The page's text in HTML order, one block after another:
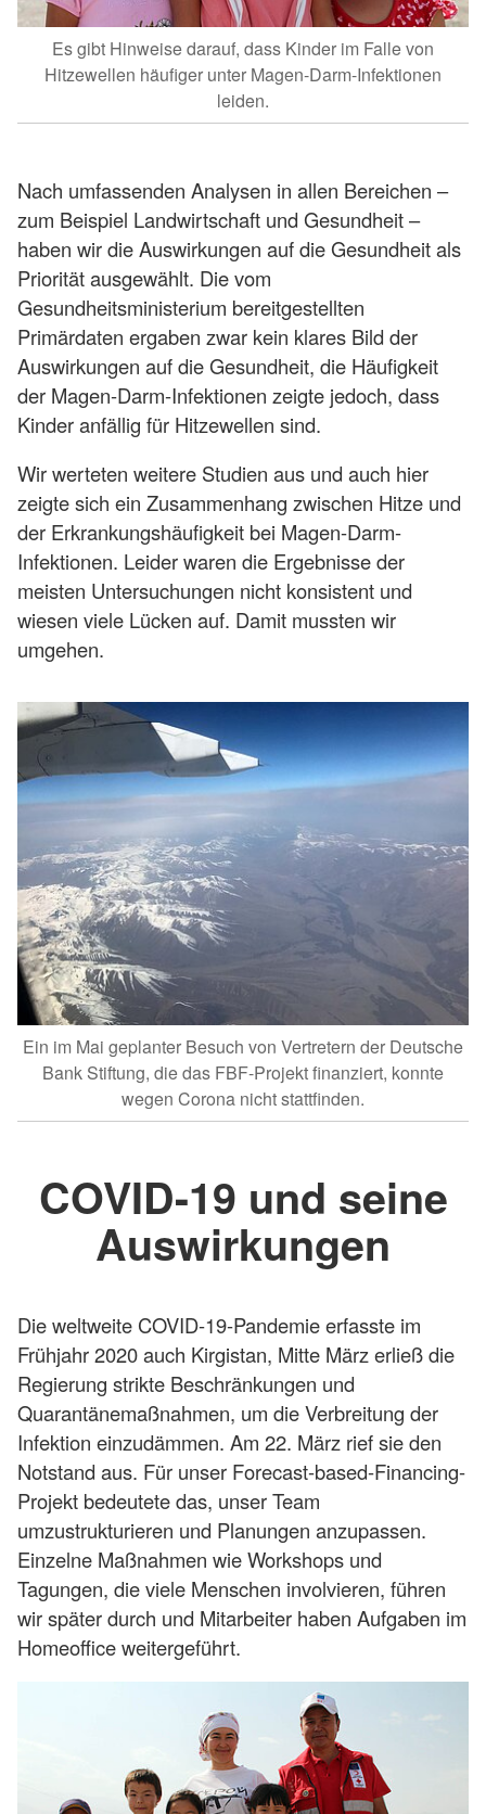
Es gibt Hinweise darauf, dass Kinder im Falle von
Hitzewellen häufiger unter Magen-Darm-Infektionen
leiden.
Nach umfassenden Analysen in allen Bereichen –
zum Beispiel Landwirtschaft und Gesundheit –
haben wir die Auswirkungen auf die Gesundheit als
Priorität ausgewählt. Die vom
Gesundheitsministerium bereitgestellten
Primärdaten ergaben zwar kein klares Bild der
Auswirkungen auf die Gesundheit, die Häufigkeit
der Magen-Darm-Infektionen zeigte jedoch, dass
Kinder anfällig für Hitzewellen sind.
Wir werteten weitere Studien aus und auch hier
zeigte sich ein Zusammenhang zwischen Hitze und
der Erkrankungshäufigkeit bei Magen-Darm-
Infektionen. Leider waren die Ergebnisse der
meisten Untersuchungen nicht konsistent und
wiesen viele Lücken auf. Damit mussten wir
umgehen.
Ein im Mai geplanter Besuch von Vertretern der Deutsche
Bank Stiftung, die das FBF-Projekt finanziert, konnte
wegen Corona nicht stattfinden.
COVID-19 und seine
Auswirkungen
Die weltweite COVID-19-Pandemie erfasste im
Frühjahr 2020 auch Kirgistan, Mitte März erließ die
Regierung strikte Beschränkungen und
Quarantänemaßnahmen, um die Verbreitung der
Infektion einzudämmen. Am 22. März rief sie den
Notstand aus. Für unser Forecast-based-Financing-
Projekt bedeutete das, unser Team
umzustrukturieren und Planungen anzupassen.
Einzelne Maßnahmen wie Workshops und
Tagungen, die viele Menschen involvieren, führen
wir später durch und Mitarbeiter haben Aufgaben im
Homeoffice weitergeführt.